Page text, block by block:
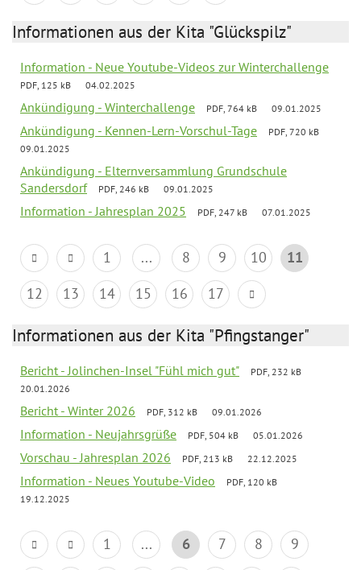
Informationen aus der Kita "Glückspilz"
Information - Neue Youtube-Videos zur Winterchallenge
PDF, 125 kB 04.02.2025
Ankündigung - Winterchallenge PDF, 764 kB 09.01.2025
Ankündigung - Kennen-Lern-Vorschul-Tage
PDF, 720 kB
09.01.2025
Ankündigung - Elternversammlung Grundschule
Sandersdorf
PDF, 246 kB 09.01.2025
Information - Jahresplan 2025 PDF, 247 kB 07.01.2025
1 ... 8 9 10
11
12
13 14 15 16 17
Informationen aus der Kita "Pfingstanger"
Bericht - Jolinchen-Insel "Fühl mich gut"
PDF, 232 kB
20.01.2026
Bericht - Winter 2026 PDF, 312 kB 09.01.2026
Information - Neujahrsgrüße PDF, 504 kB 05.01.2026
Vorschau - Jahresplan 2026 PDF, 213 kB 22.12.2025
Information - Neues Youtube-Video
PDF, 120 kB
19.12.2025
1 ... 6 7 8
9